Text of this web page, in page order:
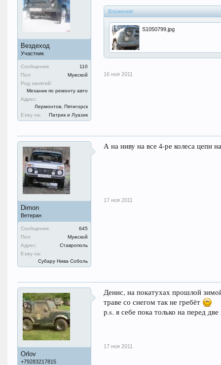
Вездеход
Участник
Сообщения:
110
Пол:
Мужской
Род занятий:
Механик по ремонту авто
Адрес:
Лермонтов, Пятигорск
Езжу на:
Патрик и Луазик
Вложения:
S1050799.jpg
16 ноя 2011
Dimon
Ветеран
Сообщения:
645
Пол:
Мужской
Адрес:
Ставрополь
Езжу на:
Субару Нива Соболь
А на ниву на все 4-ре колеса цепи
17 ноя 2011
Orlov
+79283217815
Денис, на покатухах прошлой
траве со снегом так не гребёт
p.s. я себе пока только на перед две
17 ноя 2011